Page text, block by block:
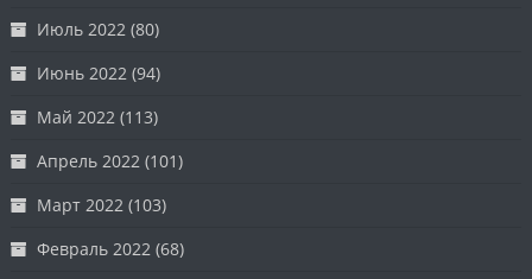
Июль 2022 (80)
Июнь 2022 (94)
Май 2022 (113)
Апрель 2022 (101)
Март 2022 (103)
Февраль 2022 (68)